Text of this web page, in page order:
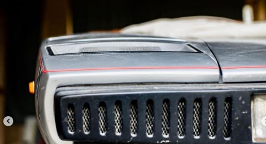
https://www.portaldenoticias.net/abandonado-por-20-anos-carro-avaliado-em-r-6-milhoes-e-encontrado-em-ilha-isolada/